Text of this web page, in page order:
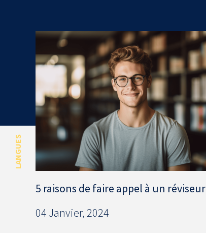
5 raisons de faire appel à un réviseur
04 Janvier, 2024
LANGUES